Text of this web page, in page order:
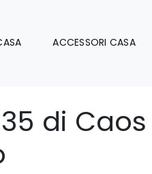
ACCESSORI CASA
di Caos